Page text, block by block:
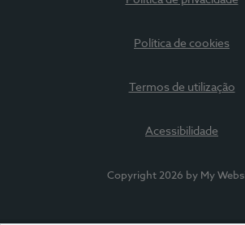
Política de cookies
Termos de utilização
Acessibilidade
Copyright 2026 by My